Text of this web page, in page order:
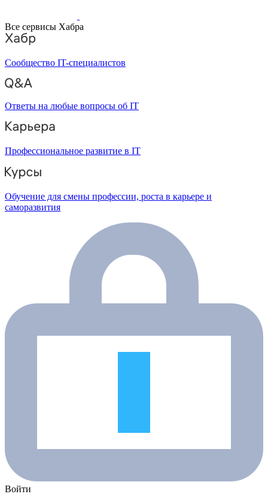
Все сервисы Хабра
Сообщество IT-специалистов
Ответы на любые вопросы об IT
Профессиональное развитие в IT
Обучение для смены профессии, роста в карьере и
саморазвития
Войти